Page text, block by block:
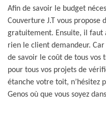
Afin de savoir le budget
Couverture J.T vous propose
gratuitement. Ensuite, il faut
rien le client demandeur.
de savoir le coût de tous vos
pour tous vos projets de
étanche votre toit, n’hésitez
Genos où que vous soyez